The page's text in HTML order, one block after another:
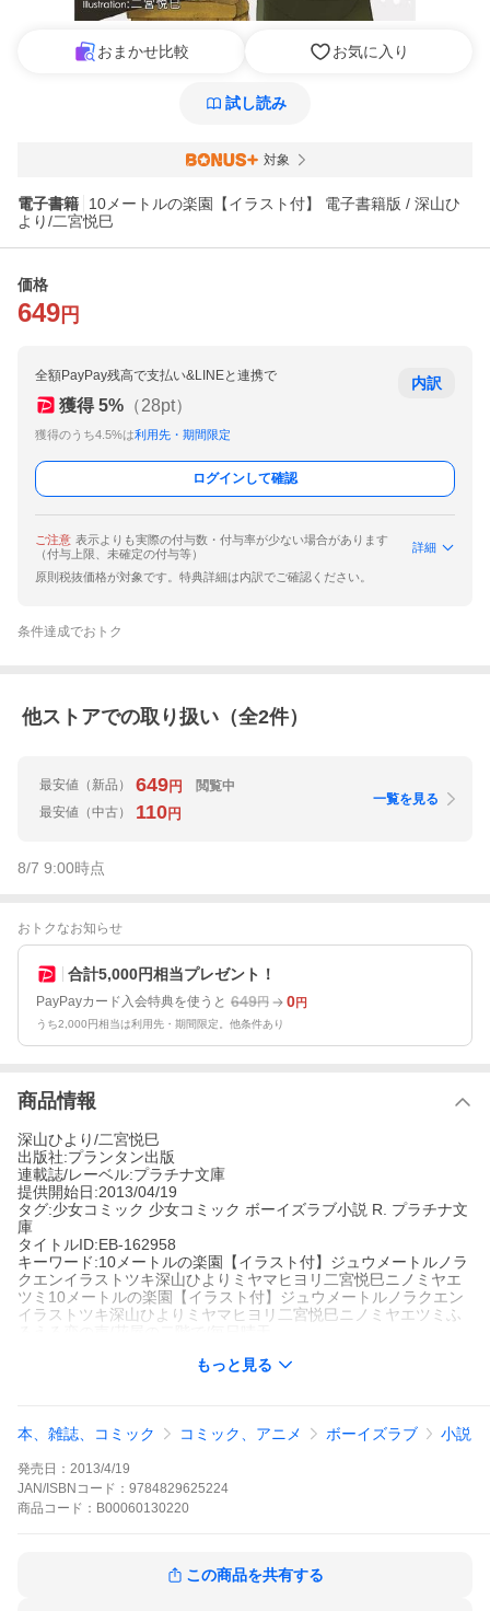
おまかせ比較 お気に入り
試し読み
対象
電子書籍
10メートルの楽園【イラスト付】 電子書籍版 / 深山ひ
より/二宮悦巳
価格
649 円
全額PayPay残高で支払い&LINEと連携で
獲得 5% （28pt）
獲得のうち4.5%は利用先・期間限定
内訳
ログインして確認
ご注意 表示よりも実際の付与数・付与率が少ない場合があります
（付与上限、未確定の付与等）
詳細
原則税抜価格が対象です。特典詳細は内訳でご確認ください。
条件達成でおトク
他ストアでの取り扱い（全2件）
最安値 （新品） 649円
閲覧中
最安値 （中古） 110円
一覧を見る
8/7 9:00時点
おトクなお知らせ
合計5,000円相当プレゼント！
PayPayカード入会特典を使うと 649円 0円
うち2,000円相当は利用先・期間限定。他条件あり
商品情報
深山ひより/二宮悦巳
出版社:プランタン出版
連載誌/レーベル:プラチナ文庫
提供開始日:2013/04/19
タグ:少女コミック 少女コミック ボーイズラブ小説 R. プラチナ文
庫
タイトルID:EB-162958
キーワード:10メートルの楽園【イラスト付】ジュウメートルノラ
クエンイラストツキ深山ひよりミヤマヒヨリ二宮悦巳ニノミヤエ
ツミ10メートルの楽園【イラスト付】ジュウメートルノラクエン
イラストツキ深山ひよりミヤマヒヨリ二宮悦巳ニノミヤエツミふ
※当ストアの商品は、アプリでは購入できません。
少女コミック 少女コミック ボーイズラブ小説 R. プラチナ文庫
楓が気になって仕方がない。彼の創る綺麗だけれど儚いデザイン
がその孤独を表しているようで、切なくなるのだ。少しずつ距離
を縮めて楓の無防備な表情を垣間見るようになると、明宏は自分
もっと見る
本、雑誌、コミック コミック、アニメ ボーイズラブ 小説
発売日： 2013/4/19
JAN/ISBNコード： 9784829625224
商品 コード： B00060130220
この商品を共有する